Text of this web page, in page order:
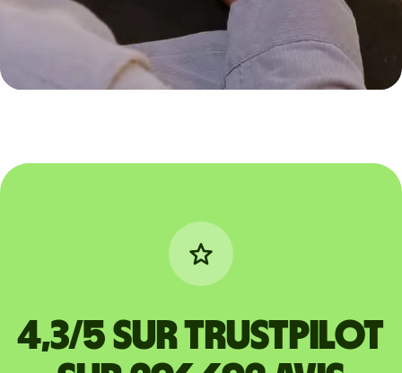
4,3/5 sur Trustpilot